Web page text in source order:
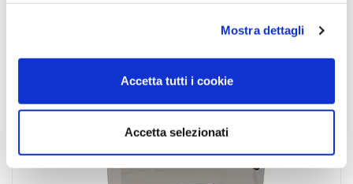
Mostra dettagli
Accetta tutti i cookie
Accetta selezionati